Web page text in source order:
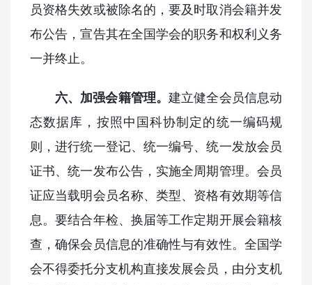
员资格失效或被除名的，要及时取消会籍并发
布公告，宣告其在全国学会的职务和权利义务
一并终止。
六、加强会籍管理。建立健全会员信息动
态数据库，按照中国科协制定的统一编码规
则，进行统一登记、统一编号、统一发放会员
证书、统一发布公告，实施全周期管理。会员
证应当载明会员名称、类型、资格有效期等信
息。要结合年检、换届等工作定期开展会籍核
查，确保会员信息的准确性与有效性。全国学
会不得委托分支机构直接发展会员，由分支机